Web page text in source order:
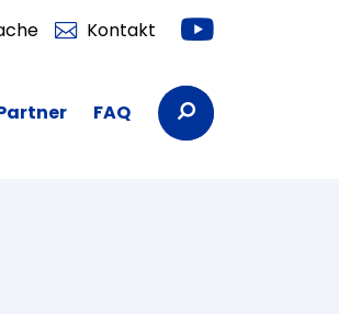
Kontakt Youtube
FAQ Suchbegriffe